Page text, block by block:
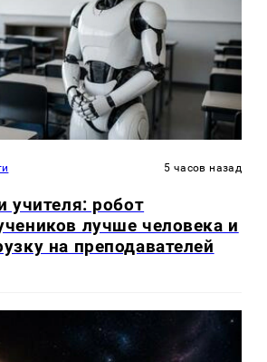
5 часов назад
учителя: робот
лучше человека и
на преподавателей